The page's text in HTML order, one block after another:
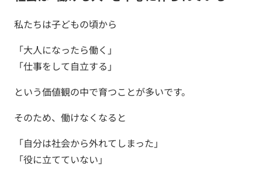
私たちは子どもの頃から
「大人になったら働く」
「仕事をして自立する」
という価値観の中で育つことが多いです。
そのため、働けなくなると
「自分は社会から外れてしまった」
「役に立てていない」